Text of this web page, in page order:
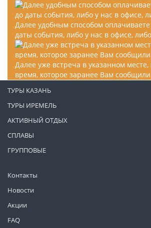
Далее удобным способом оплачиваете
даты события, либо у нас в офисе,
Далее уже встреча в указанном месте,
время, которое заранее Вам сообщили
Контакты
Новости
Акции
FAQ
ТУРЫ КАЗАНЬ
ТУРЫ ИРЕМЕЛЬ
АКТИВНЫЙ ОТДЫХ
СПЛАВЫ
ГРУППОВЫЕ